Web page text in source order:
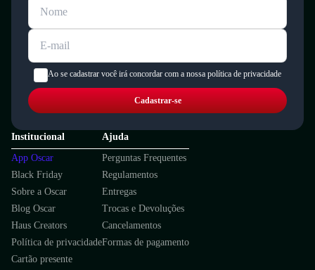
Ao se cadastrar você irá concordar com a nossa política de privacidade
Cadastrar-se
Institucional
App Oscar
Black Friday
Sobre a Oscar
Blog Oscar
Haus Creators
Política de privacidade
Cartão presente
Ajuda
Perguntas Frequentes
Regulamentos
Entregas
Trocas e Devoluções
Cancelamentos
Formas de pagamento